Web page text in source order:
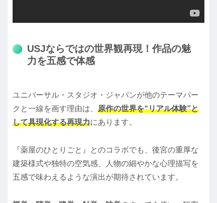
USJならではの世界観再現！作品の魅
力を五感で体感
ユニバーサル・スタジオ・ジャパンが他のテーマパー
クと一線を画す理由は、 原作の世界を“リアル体験”と
して具現化する再現力にあります。
『薬屋のひとりごと』とのコラボでも、後宮の重厚な
建築様式や独特の空気感、人物の細やかな心理描写を
五感で味わえるような演出が期待されています。